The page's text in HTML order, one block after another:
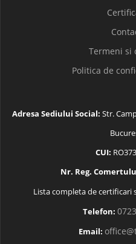
Termeni si
Politica de
Adresa Sediului Social: Str.
CUI:
Nr. Reg.
Lista completa de certificari
Telefon:
Email: